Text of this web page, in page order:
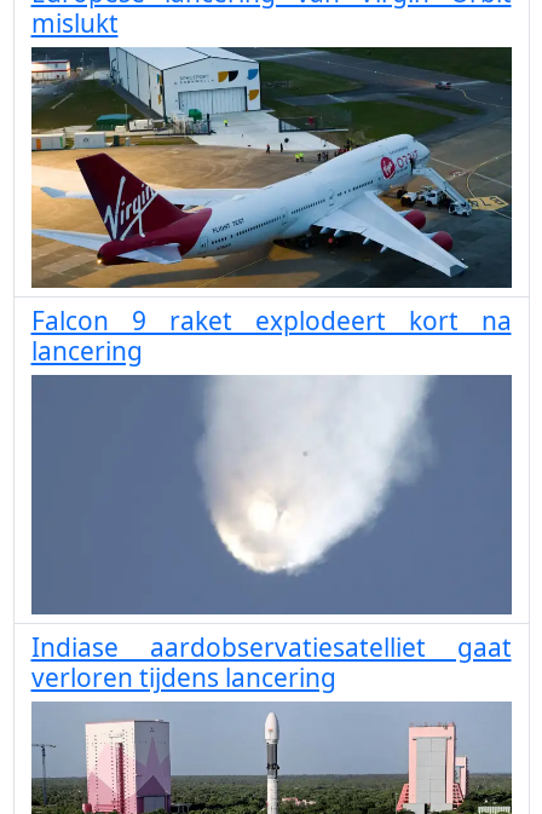
mislukt
Falcon 9 raket explodeert kort na
lancering
Indiase aardobservatiesatelliet gaat
verloren tijdens lancering